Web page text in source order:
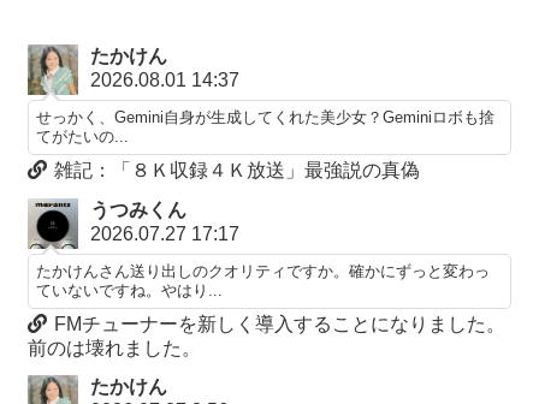
たかけん
2026.08.01 14:37
せっかく、Gemini自身が生成してくれた美少女？Geminiロボも捨
てがたいの...
雑記：「８Ｋ収録４Ｋ放送」最強説の真偽
うつみくん
2026.07.27 17:17
たかけんさん送り出しのクオリティですか。確かにずっと変わっ
ていないですね。やはり...
FMチューナーを新しく導入することになりました。
前のは壊れました。
たかけん